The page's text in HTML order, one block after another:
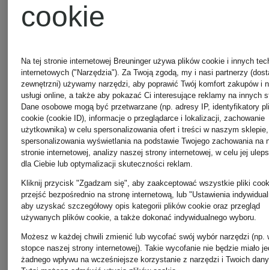
cookie
Na tej stronie internetowej Breuninger używa plików cookie i innych
internetowych ("Narzędzia"). Za Twoją zgodą, my i nasi partnerzy
zewnętrzni) używamy narzędzi, aby poprawić Twój komfort zakupów i
usługi online, a także aby pokazać Ci interesujące reklamy na innych
Dane osobowe mogą być przetwarzane (np. adresy IP, identyfikatory
cookie (cookie ID), informacje o przeglądarce i lokalizacji, zachowanie
użytkownika) w celu spersonalizowania ofert i treści w naszym sklepie,
spersonalizowania wyświetlania na podstawie Twojego zachowania na
stronie internetowej, analizy naszej strony internetowej, w celu jej
dla Ciebie lub optymalizacji skuteczności reklam.
Kliknij przycisk "Zgadzam się", aby zaakceptować wszystkie pliki
przejść bezpośrednio na stronę internetową, lub "Ustawienia
aby uzyskać szczegółowy opis kategorii plików cookie oraz przegląd
używanych plików cookie, a także dokonać indywidualnego wyboru.
Możesz w każdej chwili zmienić lub wycofać swój wybór narzędzi (np.
stopce naszej strony internetowej). Takie wycofanie nie będzie miało
żadnego wpływu na wcześniejsze korzystanie z narzędzi i Twoich